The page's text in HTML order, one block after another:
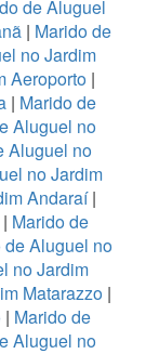
de Aluguel
| Marido de
no Jardim
Aeroporto |
| Marido de
Aluguel no
Aluguel no
no Jardim
Andaraí|
| Marido de
de Aluguel no
no Jardim
Matarazzo|
| Marido de
Aluguel no